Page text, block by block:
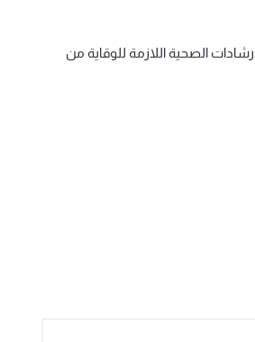
الصحية اللازمة للوقاية من